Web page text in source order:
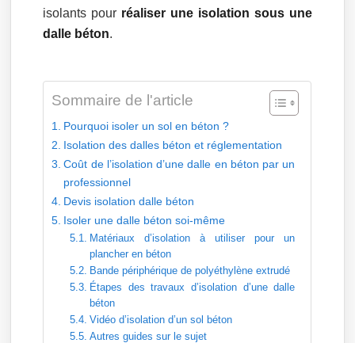
isolants pour réaliser une isolation sous une
dalle béton.
Sommaire de l'article
Pourquoi isoler un sol en béton ?
Isolation des dalles béton et réglementation
Coût de l’isolation d’une dalle en béton par un
professionnel
Devis isolation dalle béton
Isoler une dalle béton soi-même
Matériaux d’isolation à utiliser pour un
plancher en béton
Bande périphérique de polyéthylène extrudé
Étapes des travaux d’isolation d’une dalle
béton
Vidéo d’isolation d’un sol béton
Autres guides sur le sujet